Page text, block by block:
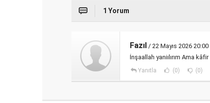
1 Yorum
Fazıl / 22 Mayıs 2026 20:00
İnşaallah yaniılırım Ama
Yanıtla (0) (0)